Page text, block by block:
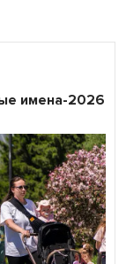
имена-2026